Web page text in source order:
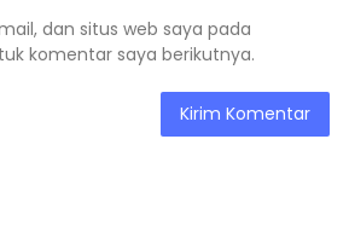
dan situs web saya pada
komentar saya berikutnya.